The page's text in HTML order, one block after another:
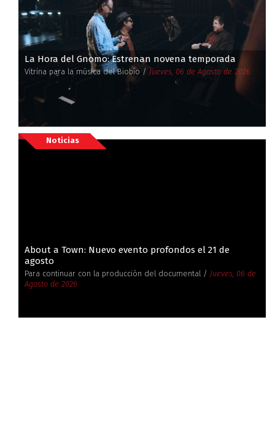
La Hora del Gnomo: Estrenan novena temporada
Vitrina para la música del Biobío / Jueves, 06 de Agosto de 2026
Noticias
About a Town: Nuevo evento profondos el 21 de
agosto
Para continuar con la producción del documental / Jueves, 06 de
Agosto de 2026